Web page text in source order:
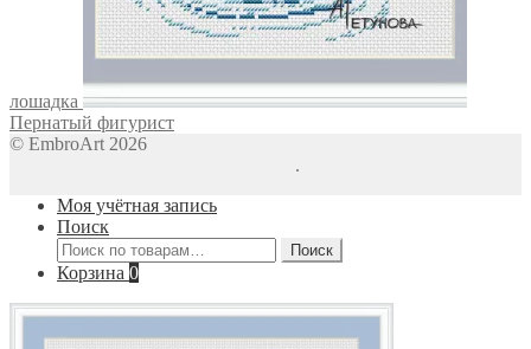
лошадка
Пернатый фигурист
© EmbroArt 2026
.
Моя учётная запись
Поиск
Искать:
Поиск
Корзина 0